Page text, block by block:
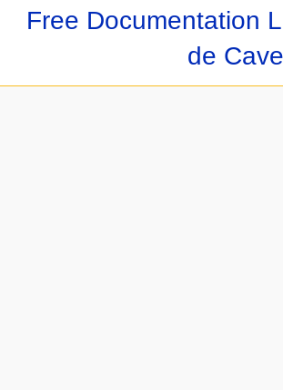
Free Documentation
de